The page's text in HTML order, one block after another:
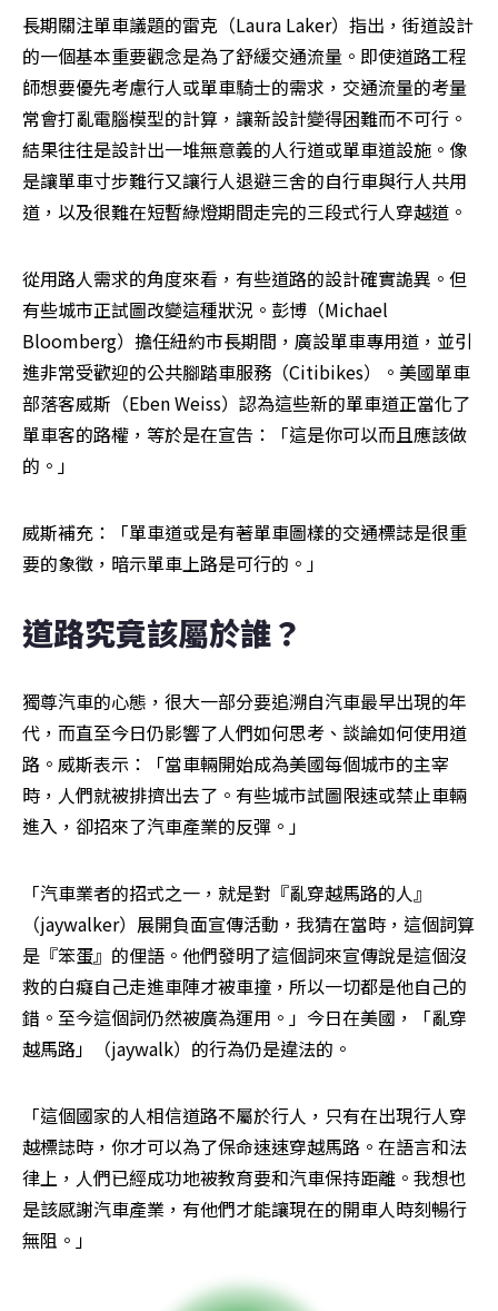
長期關注單車議題的雷克（Laura Laker）指出，街道設計
的一個基本重要觀念是為了舒緩交通流量。即使道路工程
師想要優先考慮行人或單車騎士的需求，交通流量的考量
常會打亂電腦模型的計算，讓新設計變得困難而不可行。
結果往往是設計出一堆無意義的人行道或單車道設施。像
是讓單車寸步難行又讓行人退避三舍的自行車與行人共用
道，以及很難在短暫綠燈期間走完的三段式行人穿越道。
從用路人需求的角度來看，有些道路的設計確實詭異。但
有些城市正試圖改變這種狀況。彭博（Michael
Bloomberg）擔任紐約市長期間，廣設單車專用道，並引
進非常受歡迎的公共腳踏車服務（Citibikes）。美國單車
部落客威斯（Eben Weiss）認為這些新的單車道正當化了
單車客的路權，等於是在宣告：「這是你可以而且應該做
的。」
威斯補充：「單車道或是有著單車圖樣的交通標誌是很重
要的象徵，暗示單車上路是可行的。」
道路究竟該屬於誰？
獨尊汽車的心態，很大一部分要追溯自汽車最早出現的年
代，而直至今日仍影響了人們如何思考、談論如何使用道
路。威斯表示：「當車輛開始成為美國每個城市的主宰
時，人們就被排擠出去了。有些城市試圖限速或禁止車輛
進入，卻招來了汽車產業的反彈。」
「汽車業者的招式之一，就是對『亂穿越馬路的人』
（jaywalker）展開負面宣傳活動，我猜在當時，這個詞算
是『笨蛋』的俚語。他們發明了這個詞來宣傳說是這個沒
救的白癡自己走進車陣才被車撞，所以一切都是他自己的
錯。至今這個詞仍然被廣為運用。」今日在美國，「亂穿
越馬路」（jaywalk）的行為仍是違法的。
「這個國家的人相信道路不屬於行人，只有在出現行人穿
越標誌時，你才可以為了保命速速穿越馬路。在語言和法
律上，人們已經成功地被教育要和汽車保持距離。我想也
是該感謝汽車產業，有他們才能讓現在的開車人時刻暢行
無阻。」